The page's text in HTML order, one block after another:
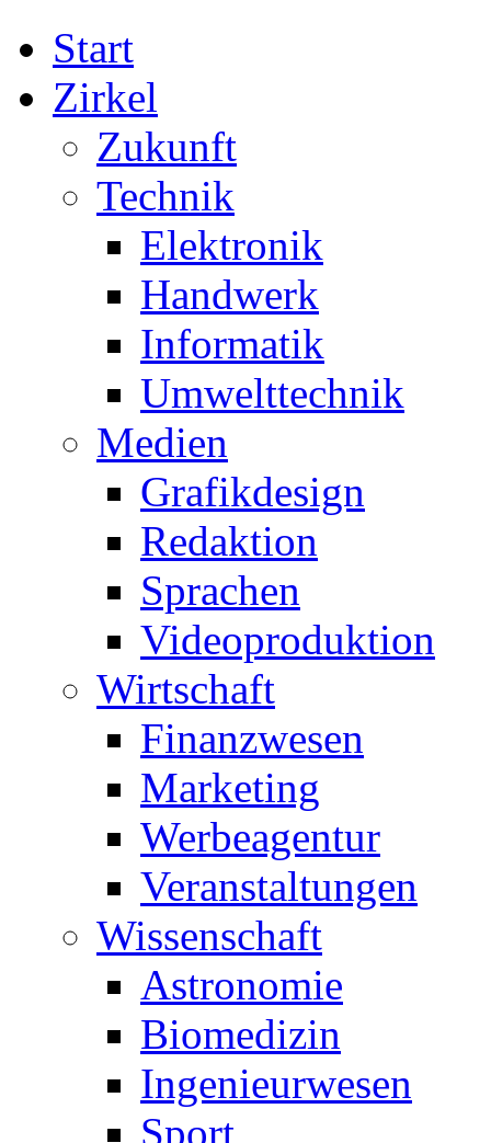
Start
Zirkel
Zukunft
Technik
Elektronik
Handwerk
Informatik
Umwelttechnik
Medien
Grafikdesign
Redaktion
Sprachen
Videoproduktion
Wirtschaft
Finanzwesen
Marketing
Werbeagentur
Veranstaltungen
Wissenschaft
Astronomie
Biomedizin
Ingenieurwesen
Sport